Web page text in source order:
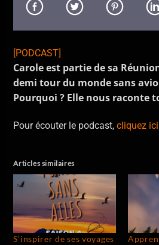
Jalen Ngonda
Allo La Planète
[PODCAST]
Carole est partie de sa
demi tour du monde sans
Pourquoi ? Elle nous raconte
Pour écouter le podcast,cliquez
Articles similaires
S’inspirer de ses voyages